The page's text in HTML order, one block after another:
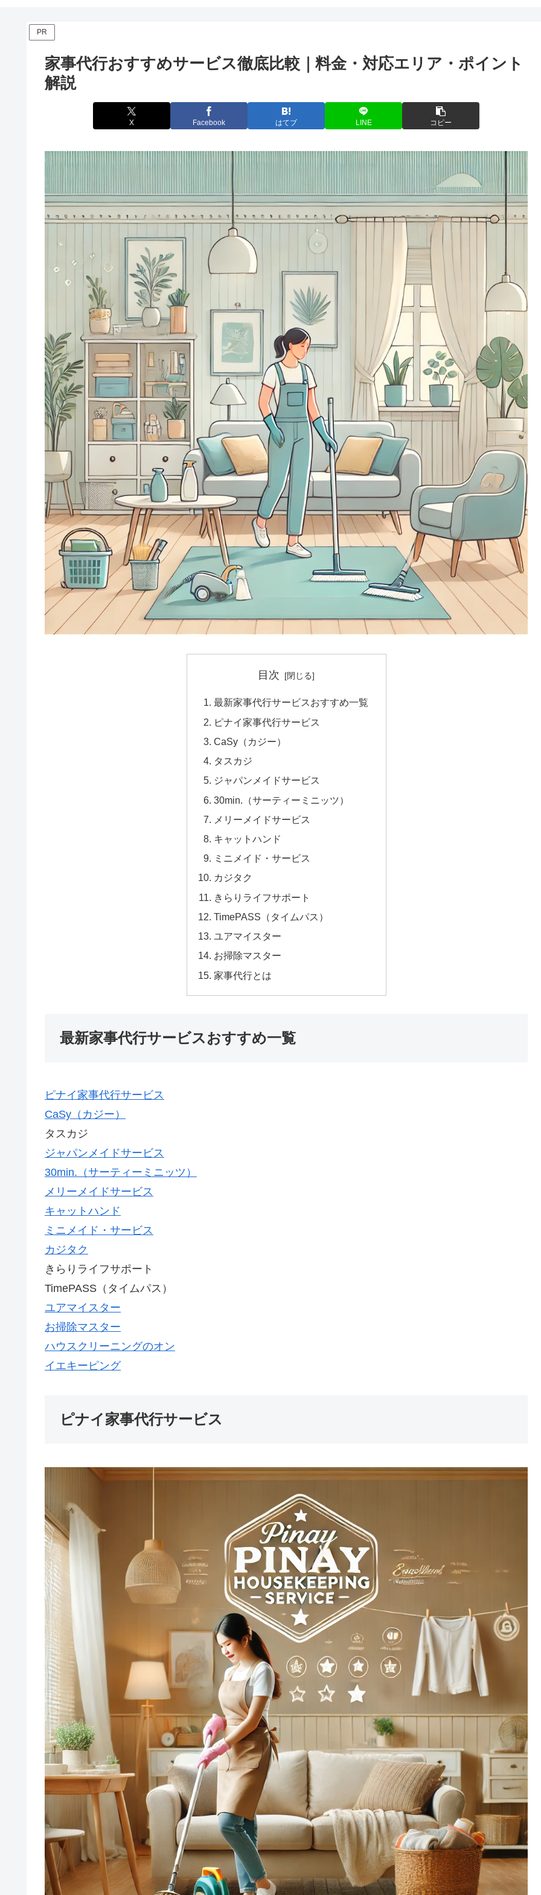
PR
家事代行おすすめサービス徹底比較｜料金・対応エリア・ポイント
解説
X Facebook はてブ LINE コピー
目次
最新家事代行サービスおすすめ一覧
ピナイ家事代行サービス
CaSy（カジー）
タスカジ
ジャパンメイドサービス
30min.（サーティーミニッツ）
メリーメイドサービス
キャットハンド
ミニメイド・サービス
カジタク
きらりライフサポート
TimePASS（タイムパス）
ユアマイスター
お掃除マスター
家事代行とは
最新家事代行サービスおすすめ一覧
ピナイ家事代行サービス
CaSy（カジー）
タスカジ
ジャパンメイドサービス
30min.（サーティーミニッツ）
メリーメイドサービス
キャットハンド
ミニメイド・サービス
カジタク
きらりライフサポート
TimePASS（タイムパス）
ユアマイスター
お掃除マスター
ハウスクリーニングのオン
イエキーピング
ピナイ家事代行サービス